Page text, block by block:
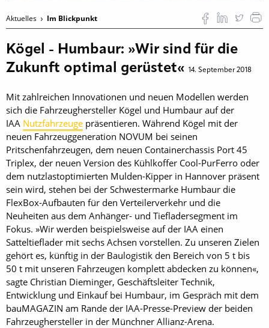
Aktuelles Im Blickpunkt
Kögel - Humbaur: »Wir sind für die
Zukunft optimal gerüstet« 14. September 2018
Mit zahlreichen Innovationen und neuen Modellen werden
sich die Fahrzeughersteller Kögel und Humbaur auf der
IAA Nutzfahrzeuge präsentieren. Während Kögel mit der
neuen Fahrzeuggeneration NOVUM bei seinen
Pritschenfahrzeugen, dem neuen Containerchassis Port 45
Triplex, der neuen Version des Kühlkoffer Cool-PurFerro oder
dem nutzlastoptimierten Mulden-Kipper in Hannover präsent
sein wird, stehen bei der Schwestermarke Humbaur die
FlexBox-Aufbauten für den Verteilerverkehr und die
Neuheiten aus dem Anhänger- und Tiefladersegment im
Fokus. »Wir werden beispielsweise auf der IAA einen
Satteltieflader mit sechs Achsen vorstellen. Zu unseren Zielen
gehört es, künftig in der Baulogistik den Bereich von 5 t bis
50 t mit unseren Fahrzeugen komplett abdecken zu können«,
sagte Christian Dieminger, Geschäftsleiter Technik,
Entwicklung und Einkauf bei Humbaur, im Gespräch mit dem
bauMAGAZIN am Rande der IAA-Presse-Preview der beiden
Fahrzeughersteller in der Münchner Allianz-Arena.